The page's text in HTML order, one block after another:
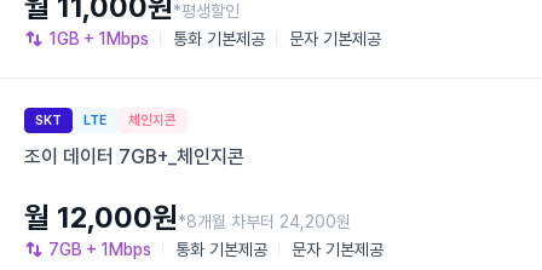
1GB + 1Mbps 통화 기본제공 문자 기본제공
*평생할인
SKT LTE 체인지콘
조이 데이터 7GB+_체인지콘
7GB + 1Mbps 통화 기본제공 문자 기본제공
월 12,000원*8개월 차부터 24,200원